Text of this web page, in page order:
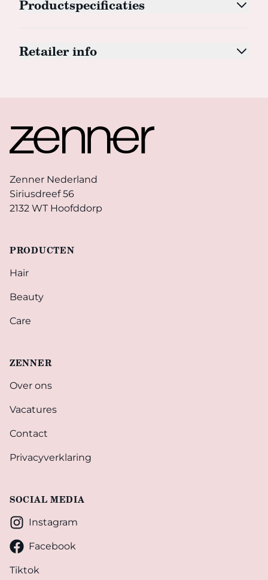
Productspecificaties
Retailer info
Zenner Nederland
Siriusdreef 56
2132 WT Hoofddorp
PRODUCTEN
Hair
Beauty
Care
ZENNER
Over ons
Vacatures
Contact
Privacyverklaring
SOCIAL MEDIA
Instagram
Facebook
Tiktok